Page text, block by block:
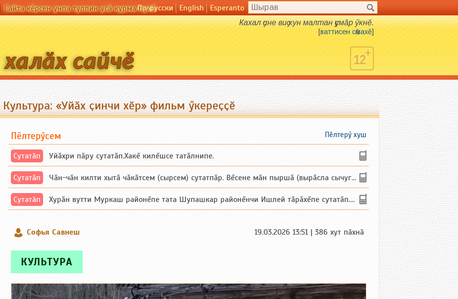
Сайта кӗрсен унпа туллин усӑ курма пулӗПо-русски English Esperanto
Кахал ҫине виҫ кун малтан ҫумӑр ӳкнӗ.
[ваттисен сӑмахӗ]
Культура: «Уйӑх ҫинчи хӗр» фильм ӳкереҫҫӗ
Пӗлтерӳ хуш
Пӗлтерӳсем
Сутатӑп Уйăхри пăру сутатăп.Хакĕ килĕшсе татăлнипе.
Сутатӑп Чăн-чăн килти хытă чăкăтсем (сырсем) сутатпăр. Вĕсене мăн пыршă (вырăсла сычуг) ...
Сутатӑп Хурăн вутти Муркаш районĕпе тата Шупашкар районĕнчи Ишлей тăрăхĕпе сутатăп. Ха...
Софья Савнеш 19.03.2026 13:51 | 386 хут пӑхнӑ
КУЛЬТУРА